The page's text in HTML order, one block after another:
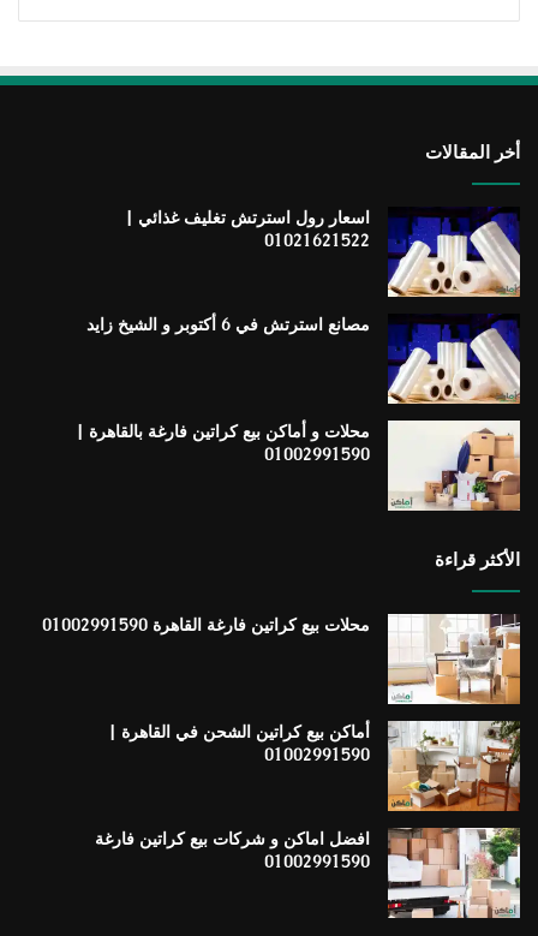
أخر المقالات
اسعار رول استرتش تغليف غذائي |
01021621522
مصانع استرتش في 6 أكتوبر و الشيخ زايد
محلات و أماكن بيع كراتين فارغة بالقاهرة |
01002991590
الأكثر قراءة
محلات بيع كراتين فارغة القاهرة 01002991590
أماكن بيع كراتين الشحن في القاهرة |
01002991590
افضل اماكن و شركات بيع كراتين فارغة
01002991590